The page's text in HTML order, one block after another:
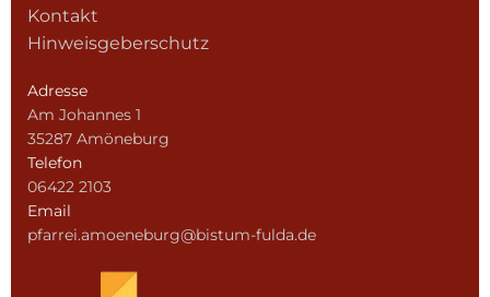
Kontakt
Hinweisgeberschutz
Adresse
Am Johannes 1
35287 Amöneburg
Telefon
06422 2103
Email
pfarrei.amoeneburg@bistum-fulda.de